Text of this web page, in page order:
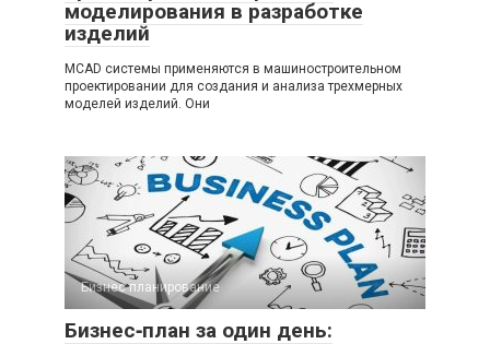
моделирования в разработке
изделий
MCAD системы применяются в машиностроительном
проектировании для создания и анализа трехмерных
моделей изделий. Они
Бизнес планирование
Бизнес‑план за один день: